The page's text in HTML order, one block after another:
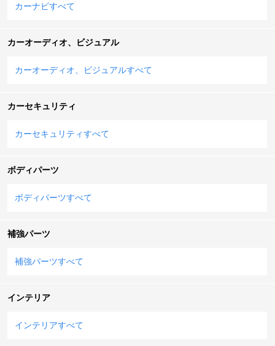
カーナビすべて
カーオーディオ、ビジュアル
カーオーディオ、ビジュアルすべて
カーセキュリティ
カーセキュリティすべて
ボディパーツ
ボディパーツすべて
補強パーツ
補強パーツすべて
インテリア
インテリアすべて